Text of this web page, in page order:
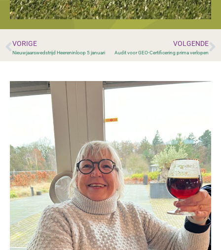
VORIGE
Nieuwjaarswedstrijd Heereninloop 5 januari
VOLGENDE
Audit voor GEO-Certificering prima verlopen